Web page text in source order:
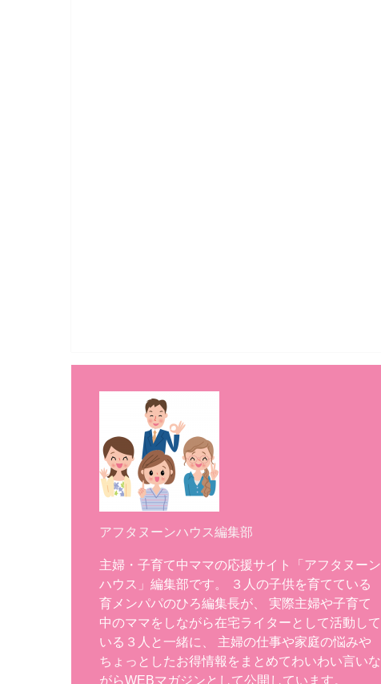
アフタヌーンハウス編集部
主婦・子育て中ママの応援サイト「アフタヌーン
ハウス」編集部です。 ３人の子供を育てている
育メンパパのひろ編集長が、 実際主婦や子育て
中のママをしながら在宅ライターとして活動して
いる３人と一緒に、 主婦の仕事や家庭の悩みや
ちょっとしたお得情報をまとめてわいわい言いな
がらWEBマガジンとして公開しています。